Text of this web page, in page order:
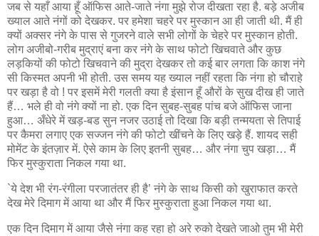
जब से यहाँ आया हूँ ऑफिस आते-जाते नंगा मुझे रोज दीखता रहा है. बड़े अजीब
ख्याल आते नंगों को देखकर. पर हमेशा चहरे पर मुस्कान आ ही जाती थी. मैं ही
क्यों अक्सर नंगे के पास से गुजरने वाले सभी लोगों के चेहरे पर मुस्कान होती.
लोग अजीबो-गरीब मुद्राएं बना कर नंगे के साथ फोटो खिचवाते और कुछ
लड़कियों की फोटो खिचवाने की मुद्रा देखकर तो कई बार लगता कि काश नंगे
सी किस्मत अपनी भी होती. उस समय यह ख्याल नहीं रहता कि नंगा हो चौराहे
पर खड़ा है वो ! पर इसमें मेरी गलती क्या है इंसान हूँ औरों के सुख दीख ही जाते
हैं… भले ही वो नंगे क्यों ना हो. एक दिन सुबह-सुबह पांच बजे ऑफिस जाना
हुआ… अँधेरे में खड़-बड सुन नजर उठाई तो दिखा कि बड़ी तन्मयता से तिपाई
पर कैमरा लगाए एक सज्जन नंगे की फोटो खींचने के लिए खड़े हैं. शायद सही
मोमेंट के इंतज़ार में. ऐसे काम के लिए इतनी सुबह… और नंगा चुप खड़ा… मैं
फिर मुस्कुराता निकल गया था.
`ये देश भी रंग-रंगीला परजातंतर ही है’ नंगे के साथ किसी को खुराफात करते
देख मेरे दिमाग में आया था और मैं फिर मुस्कुराता हुआ निकल गया था.
एक दिन दिमाग में आया जैसे नंगा कह रहा हो अरे रुको देखते जाओ तुम भी मेरी